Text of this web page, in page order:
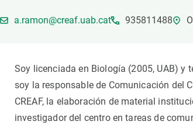
a.ramon@creaf.uab.cat 935811488
Soy licenciada en Biología (2005, UAB) y
soy la responsable de Comunicación del
CREAF, la elaboración de material
investigador del centro en tareas de
Instalaciones
Ciencia abierta y gestión del
NOTICIAS Y AGENDA